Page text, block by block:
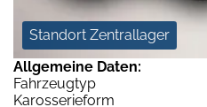
Standort Zentrallager
Allgemeine Daten:
Fahrzeugtyp
Karosserieform